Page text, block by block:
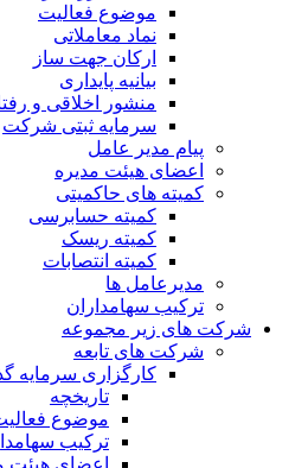
موضوع فعالیت
نماد معاملاتی
ارکان جهت ساز
بیانیه پایداری
منشور اخلاقی و
سرمایه ثبتی شرکت
پیام مدیر عامل
اعضای هیئت مدیره
کمیته های حاکمیتی
کمیته حسابرسی
کمیته ریسک
کمیته انتصابات
مدیرعامل ها
ترکیب سهامداران
شرکت های زیر مجموعه
شرکت های تابعه
کارگزاری سرمایه
تاریخچه
موضوع
ترکیب
اعضای هیئت